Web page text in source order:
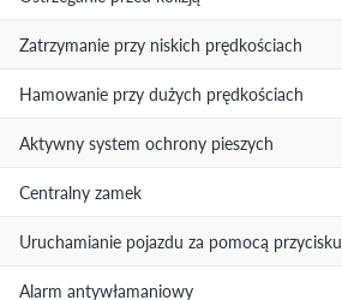
Zatrzymanie przy niskich prędkościach
Hamowanie przy dużych prędkościach
Aktywny system ochrony pieszych
Centralny zamek
Uruchamianie pojazdu za pomocą przycisku
Alarm antywłamaniowy